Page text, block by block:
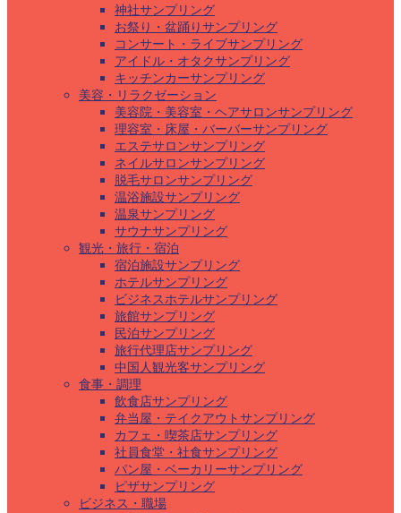
神社サンプリング
お祭り・盆踊りサンプリング
コンサート・ライブサンプリング
アイドル・オタクサンプリング
キッチンカーサンプリング
美容・リラクゼーション
美容院・美容室・ヘアサロンサンプリング
理容室・床屋・バーバーサンプリング
エステサロンサンプリング
ネイルサロンサンプリング
脱毛サロンサンプリング
温浴施設サンプリング
温泉サンプリング
サウナサンプリング
観光・旅行・宿泊
宿泊施設サンプリング
ホテルサンプリング
ビジネスホテルサンプリング
旅館サンプリング
民泊サンプリング
旅行代理店サンプリング
中国人観光客サンプリング
食事・調理
飲食店サンプリング
弁当屋・テイクアウトサンプリング
カフェ・喫茶店サンプリング
社員食堂・社食サンプリング
パン屋・ベーカリーサンプリング
ピザサンプリング
ビジネス・職場